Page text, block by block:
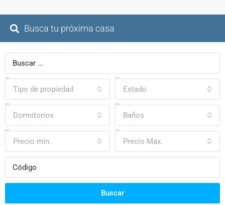
Busca tu próxima casa
Tipo de propiedad Estado
Dormitorios Baños
Precio mín. Precio Máx.
Buscar